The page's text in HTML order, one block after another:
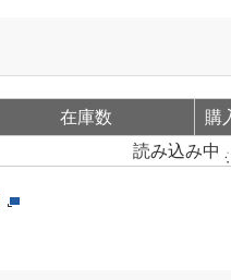
在庫数
購
読み込み中